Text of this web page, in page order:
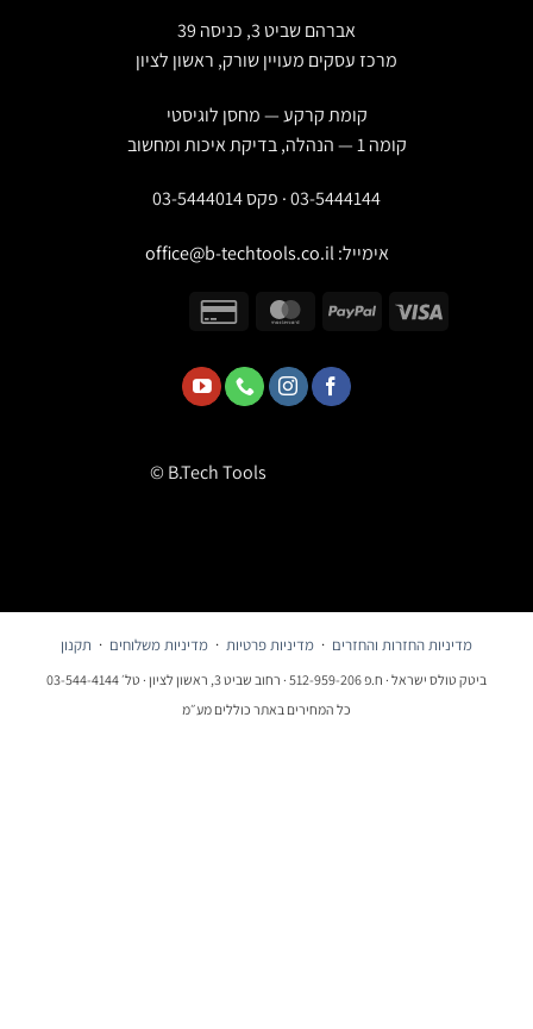
אברהם שביט 3, כניסה 39
מרכז עסקים מעויין שורק, ראשון לציון
קומת קרקע — מחסן לוגיסטי
03-5444144 · פקס 03-5444014
אימייל:office@b-techtools.co.il
© B.Tech Tools
מדיניות החזרות והחזרים ·מדיניות פרטיות·מדיניות משלוחים·תקנון
ביטק טולס ישראל · ח.פ 512-959-206 · רחוב שביט 3, ראשון לציון · טל׳ 03-544-4144
כל המחירים באתר כוללים מע״מ